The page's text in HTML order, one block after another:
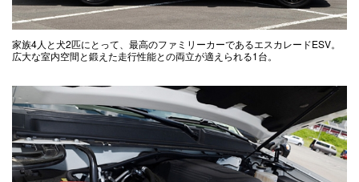
家族4人と犬2匹にとって、最高のファミリーカーであるエスカレードESV。
広大な室内空間と鍛えた走行性能との両立が適えられる1台。